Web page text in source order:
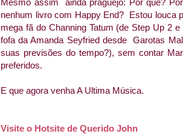
Mesmo assim ainda praguejo: Por quê?
nenhum livro com Happy End? Estou louca
mega fã do Channing Tatum (de Step Up 2
fofa da Amanda Seyfried desde Garotas
suas previsões do tempo?), sem contar
preferidos.
E que agora venha A Ultima Música.
Visite o Hotsite de Querido John